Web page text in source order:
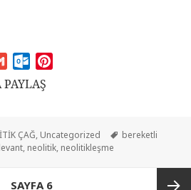
G
m
l
O
u
o
o
.
e
r
ÇAĞ, Uncategorized Etiketler
bereketli
levant, neolitik, neolitikleşme
SAYFA 6